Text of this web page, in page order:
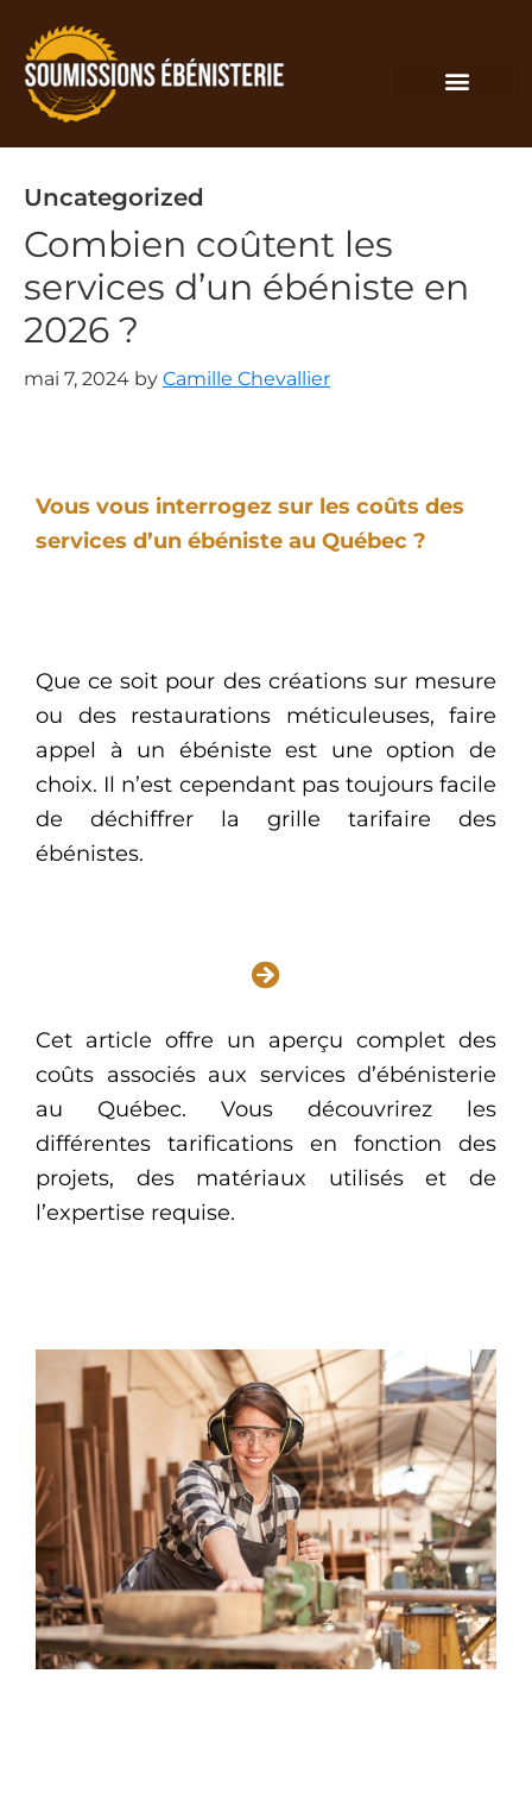
Uncategorized
Combien coûtent les
services d’un ébéniste en
2026 ?
mai 7, 2024 by Camille Chevallier
Vous vous interrogez sur les coûts des
services d’un ébéniste au Québec ?
Que ce soit pour des créations sur mesure
ou des restaurations méticuleuses, faire
appel à un ébéniste est une option de
choix. Il n’est cependant pas toujours facile
de déchiffrer la grille tarifaire des
ébénistes.
Cet article offre un aperçu complet des
coûts associés aux services d’ébénisterie
au Québec. Vous découvrirez les
différentes tarifications en fonction des
projets, des matériaux utilisés et de
l’expertise requise.